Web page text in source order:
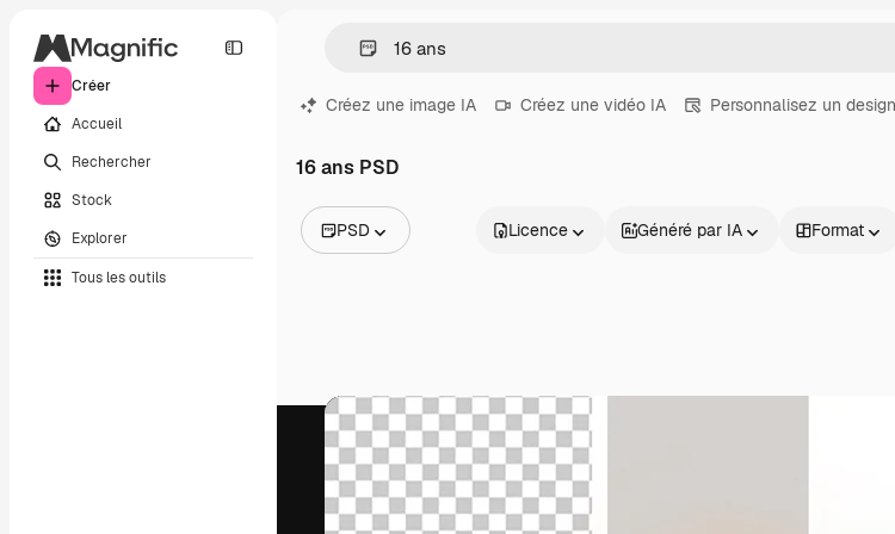
Créer
Accueil
Rechercher
Stock
Explorer
Tous les outils
Créez une image IA Créez une vidéo IA Personnalisez un design
16 ans PSD
PSD
Vidéos
Clips de vidéo
Graphiques animés
Templates vidéos
Icônes
Modèles 3D
Polices
Licence Généré par IA Format